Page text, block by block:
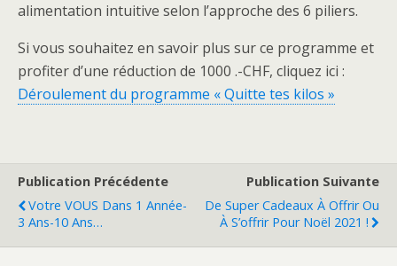
alimentation intuitive selon l’approche des 6 piliers.
Si vous souhaitez en savoir plus sur ce programme et
profiter d’une réduction de 1000 .-CHF, cliquez ici :
Déroulement du programme « Quitte tes kilos »
Publication Précédente
Votre VOUS Dans 1 Année-
3 Ans-10 Ans…
Publication Suivante
De Super Cadeaux À Offrir Ou
À S’offrir Pour Noël 2021 !